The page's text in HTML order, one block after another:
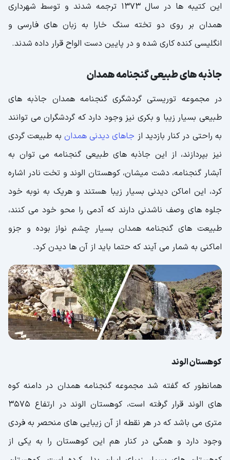
این کتیبه ها در سال 1373 ترجمه شدند و توسط شهرداری
همدان بر روی دو تخته سنگ خارا به زبان های فارسی و
انگلیسی کنده کاری شده و در پایین دست الواح قرار داده شدند.
جاذبه های طبیعی گنجنامه همدان
در مجموعه توریستی گردشگری گنجنامه همدان جاذبه های
طبیعی بسیار زیبا و بکری نیز وجود دارد که گردشگران می توانند
به راحتی در کنار بازدید از جاهای دیدنی همدان به طبیعت گردی
نیز بپردازند، از این جاذبه های طبیعی گنجنامه می توان به
آبشار گنجنامه، دشت میشان، کوهستان الوند و تخت نادر اشاره
کرد، این اماکن دیدنی بسیار زیبا هستند و هریک به نوبه خود
جلوه های وصف ناشدنی دارند که آدمی را محو خود می کنند،
طبیعت های گنجنامه همدان بسیار چشم نواز بوده و جزو
اماکنی به شمار می آیند که حتما باید از آن ها دیدن کرد.
کوهستان الوند
همانطور که گفته شد مجموعه گنجنامه همدان در دامنه کوه
های الوند قرار گرفته است، کوهستان الوند در ارتفاع 3575
متری می باشد که در هر نقطه از آن زیبایی های منحصر به فردی
وجود دارد و همگی در کنار هم این کوهستان را به یکی از